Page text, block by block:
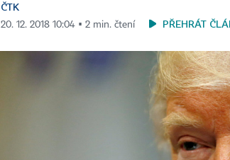
ČTK
20. 12. 2018 10:04 ▪ 2 min. čtení PŘEHRÁT